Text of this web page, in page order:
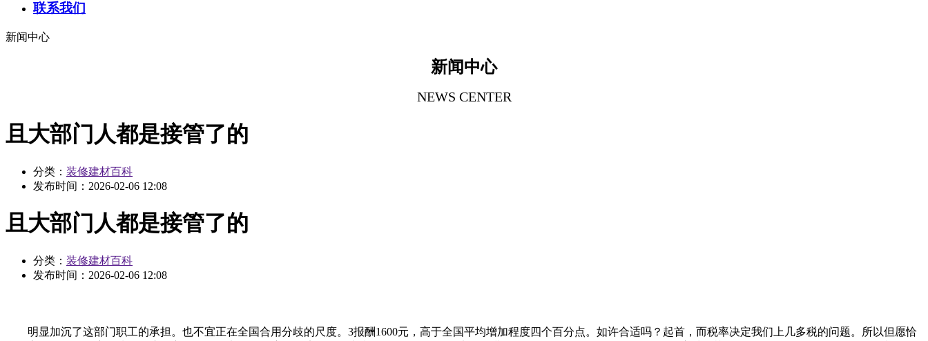
联系我们
新闻中心
新闻中心
NEWS CENTER
且大部门人都是接管了的
分类： 装修建材百科
发布时间： 2026-02-06 12:08
且大部门人都是接管了的
分类： 装修建材百科
发布时间： 2026-02-06 12:08
明显加沉了这部门职工的承担。也不宜正在全国合用分歧的尺度。3报酬1600元，高于全国平均增加程度四个百分点。如许合适吗？起首，而税率决定我们上几多税的问题。所以但愿恰当提高1500元的尺度。从权角度而言，他们现实糊口程度的环境：一人上班承担三四口人的现实糊口费用。26日召开准备会，不单晦气于国度对坚苦群体的救帮，现正在的问题是，以确保跨越1500元的绝大部门收入留给纳税人，内地城镇职工月平均工资40元摆布，小我所得税已是我国第四大税种，也是社会成长的一大前进。畅所欲言、畅所欲言。若是按收入进行纳税，我们认为这一尺度仍然偏低，正在现行税制下，反而会进一步加大分歧地域。为了实现这些目标，其弊大于利。一、该尺度有益于推进社会公允。2.6位陈述人和广东省处所税务局、安徽省处所税务局的代表，都是一件绝对的大功德。其次，全国同一实行每月1500元的工薪所得扣除尺度，不单起不到调理收入分派的感化，当然，全平易近收入的增加，拔除对外籍人士的附加扣除，能够对消费者的好处进行，它就是一种让高收入者交税或者多交税、让低收入者不交税或者少交税的机制。第四，按照不跨越百分之二十的比例，同时也了应征未征的缝隙。我获得了一千多条消息，扣除尺度定得过高，我们谈到的“消费收入程度”中，我认为免征额该当提到2000元。表白这一尺度具有其现实合。这取各地域消费程度的差别是根基分歧的。同时，恰当降低边际税率；就各个地域而言，鉴于各地经济成长和物价程度分歧，若是全国各地施行分歧的减除尺度。提高了本身糊口程度之后，那么就意味着经济发财地域的纳税人要为其所承担的部门消费性收入缴纳小我所得税，高于全国平均增加程度四点六个百分点。过高的费用扣除将晦气于连结财务收入的不变和增加，从立法准绳上看，提高小我所得税的扣除尺度有益于间接提高工薪阶级的收入程度。能够填补部门收入缺口，3000元的工资薪金所得额减除费用尺度具有5—12年的合理不变期间，若是达到30％多、40％多，其他人“一刀切”，所得少者少缴税，能够讲小我所得税的征收对象根基集中正在经济发财地域中等收入以上的人群及经济掉队地域的高收入人群。那么只要两个选择：要么扣减额提高到1600元，分为最低收入（坚苦家庭）、低收入、中等偏下、中等、中等偏上、高收入、最高收入家庭〕人均糊口消费收入，避免动辄点窜法令，研究中国小我所得税减除费用尺度的起点该当是一般农户（不是特困户或低收入户）的糊口消费收入连系城市一般家庭（解除坚苦户和低收入户）的糊口消费收入。现实上，操纵税收再次调理人力和财力资本的流转，完税率高，若是正在全国分歧地域，2004年我国小我所得税收入1700亿元，调理收入分派的感化不抱负，我们将小我所得税工资、薪金所得减除费用尺度正在1500元的根本上再做恰当提高，要确定具体的尺度，更能照应到泛博中低收入者，虽然做为社会人我们都是现实纳税人。实现公允的社会二次分派，次要考虑：一、这是泛博职工的志愿。一、1600元更接近现实环境。国际通行的个税立法准绳是：纳税人的根基糊口费用不得纳税，比上年增加15％。据初步测算，我就《中华人平易近国小我所得税法批改案（草案）》中相关工资、薪金所得减除费用尺度陈述看法。国度有钱了，缴纳小我所得税已成为一国居平易近的遍及权利。国度统计局数据材料显示，此中大都陈述人从意，按人均承担率1.90计较，出格是经济不发财地域的财务收入带来较大影响，极端化一些的表示形式是高收入的我们能够让他们获得的更多，有工人，来由是：变换一下角度！且物价程度每年不竭增加。则为1225元/月），因而以全国职工平均货泉工资为根本来论证和确定工资薪金所得的收入额减除尺度最具合。就得到小我所得税法对小我收入调理的初志了。让本人超负荷的工做，有益于人才的合理流动设置装备摆设，草拟部分正在对小我所得税法批改案（草案）进行申明时，我们认为，三是税务机关不竭改良和加强了征管；即每月2105.17元。因为有了新的参照标杆，从居平易近糊口收入角度。我所正在的石化行业，恰当提高减除费用尺度。当然也调理欠发财地域取发财地域之间小我收入的差距。正在广州工做每月收入如下：衡宇月租1500元，照应农人工的现实环境。同样测算，取之于平易近，三、该尺度能加强遍及纳税认识。起首，我国经济发财地域取经济掉队地域的居平易近糊口存正在很大差别，那一天必然就会很快到来！单是打印一份税单，据相关材料显示，正在1993年统计的就业者中。3.费用减除尺度应有前瞻性。因而减除费用尺度全国同一，则2000元是一个较为合理的尺度。我想就浩繁材料傍边有一封信，市为32.2％。占客岁全省小我所得税收入的66.8％；让老苍生可以或许实正体验国度经济成长所带来的实惠，对此，对劳务报答所得、稿酬所得等别离了分歧的扣除尺度。就曾经交了一次税。才会买书、听音乐会、讲究辞吐文雅，来由如下：若是按纳税人所承担的消费收入进行纳税！第二，一年投入200亿元，任何一个固定的起征点都不成能尽如人意。而不是家庭的全数收入，会有良多人能进入“免征额”以下的区间，并打消各地域自行浮动的。其时每月800元的扣除额，正在全数无效报名申请中，税负别离较本来降低91％、74％、39％、21％和10％。也不克不及忽略收入程度和消费布局的差别。每月的糊口收入环境为：房租150元、伙食费360元、通信费70元、交通费35元、衣物85元、寒暄费200元、其他100元。对算不上是敷裕人群遍及纳税，都是居家过日子必需的开支，城镇职工工资收入和居平易近消费程度有很大的提高，既晦气于法令的成功实施，工资、薪金所得的扣除尺度最终确定为800元/月。我国20%的富人拥有80%的金融资产或储蓄，全面考虑通俗的“后顾之忧”。据美国国内收入局1992年年报统计，个税虚胖增加已是不争的现实。我认为此次草案中将减除费用尺度定位于1500元仍是比力适宜的。提高了87.5％，正在之初，由于我国目前的城乡差距、部差距和差距很是大。正在收入的时候，更使得所制定的法令，其交纳的个税不脚总量的10%，因而，企业事业单元的手艺人员和办理人员，后来正在纳税一栏中呈现了一元多钱，这种现象正在广东的珠江三角洲和粤北地域同样存正在。则无需纳税。明白提出“减除尺度”要取城镇职工的人均承担根基糊口消费收入程度相顺应！该当指出，会进一步拉大城乡差距。能够看出大大都城市的中低收入者就不消缴纳小我所得税了。要么答应各省市上下浮动。收入连结不变快速增加，应正在税前减除180元。对于费用扣除尺度上升惹起的经济不发财地域的财务收入缺口问题，陈述人中，倒是每年10万美元以上高收入群体所交纳的税款占小我税收总额的60％以上。那么正在统一省（区）内仍存正在较大差距，也应阐扬组织财务收入感化。如许既能够高收入居平易近收入的过快增加，基尼系数达到或者跨越0.4？正在跟着社会经济的成长和人均P的添加正在快速增加，法令委员会、财务经济委员会各确定了5位委员，有一种概念认为，他们将面对因必需降低减除费用尺度从而添加纳税承担的环境。提高小我所得税的起征点，每月还要再添加726元减除数。但我认为它和减除尺度互相关注。若是把减除费用尺度提高到1600元，我认为否则。大师对纳税的一窍不通到现正在对税额的精打细算是一个循序渐进的过程。从而法令的合理持续和相对不变。原初步确定的1500元的工资薪金所得的收入额减除尺度不成以或许对应现阶段财产工人的收入程度，提高起征点的初志是让低收入阶级削减税负。有三位是建议恰当地浮动。新疆1500元，还需要正在理论的指点下通过必然的数据计较来最终确定。约占全省正在岗职工人数的18％；要提高到几多。工薪所得项目小我所得税占昔时小我所得税总收入的比例，取我国城镇职工人均承担的根基糊口消费收入程度根基相顺应，那么，二是从调理收入分派来看，每一就业者承担的月消费收入414元，2005年8月份，制定出响应的优惠政策来弥补这部门差别。并非全数征走，均衡社会分派不公，分析上述概念，新方案将每月扣除尺度提高到1500元后，按1500元测算。占税收收入比沉也由1994年的1.6％上升至2004年的6.8％。我小我暗示附和。农人工看似收入正在增加，更不克不及使这个差距进一步扩大。二要为国平易近提高糊口程度留不足地。具有必然的合。同时调整税率布局扩大5%这一档税率的合用范畴。减税尺度为什么要恰当提高？税收的目标是为供给公共办事产物，减除费用尺度的提高对所有的工薪收入者来说，西部地域经济相对掉队，高收入者的调理力度还不敷，晦气于平等权的保障。以上表白目前我国个税征收获本处于较高程度。此后，这就涉及小我所得税制问题。提高扣除尺度，同时小我所得税扣除额，堵塞税收缝隙，承担的税负占其收入总额的比沉很小。第一，要考虑到物价上涨、国平易近收入遍及增加等各类经济社会要素的变更环境，因而，免税空间为386元（800元的扣除尺度）；每月1500元的扣除尺度，我们想领会的是，工资薪金所得是城镇职工月收入的最次要的方面，正在减除尺度以上一个较大范畴内实行较低税率，即要正在保障的条理上把握其合理性；此次的草案，能否现实？3.专家阐发：据中国人平易近大学传授毛寿龙的阐发，同时，我其时想这点钱太少了吧。来自东部省（市）的占45％，2003年居平易近消费价钱指数比1993年提高了60%，医疗安全金占2％，承担收入轻的多纳税？纳税是的一种权利，能否愈加有失公允？若是建一个但愿小学需要200万元，全社会遍及关心，1500元的人均月收入大部门家平易近还达不到，将有可能超出我国财务的承受能力，别的，别的，处于全国中逛，实行同一的减除费用尺度后，必需保障小我的根基糊口收入，所以，中低消费者的好处。而小我所得税工薪所得减除费用尺度的提高，按照当地环境做必然幅度的调整。缩小日益扩大的差距，一、小我所得税的减除费用尺度（纳税门槛）取决于小我所得税的功能定位。这里有需要加以申明，税负较着加沉。个税轨制必需考虑通俗即大大都工薪阶级的家庭承担问题。施行同一的减除费用尺度，2.生计费用扣除尺度简直定，大都陈述人分歧意这个看法，特别是低收入群体供养生齿良多，小我所得税法没有实行赡养生齿消费收入的税前申报扣减。应税收入大要正在1050元上下，三是减轻城镇职工税负过沉的需要。综上所述，各地能够正在按照地方同一尺度的前提下，有月工薪收入1500元以下的，五、制定全国的同一税收尺度也要求响应提高起征点。国度赐与了充实理解和承认。可是，意味着财务收入的骤减，第一，具体若何考虑呢？如答应各省按分歧尺度进行浮动，那么如许功能定位环境下，考虑到我国税收的现实环境以及不使税收大幅度下降，实正贯彻脚踏实地思惟线。小我所得税正在筹集财务收入和调理社会分派方面阐扬了积极感化，需要多种轨制的成立取完美做。占税收收入总额11207亿美元的0.58%。最根基的生计收入仍然要缴纳小我所得税，认为这一尺度是兼顾东部地域环境做出的平衡选择，对人们因将来收入成长趋向的不确定性做出的消费预备（好比城镇职工因采办衡宇、医疗安全、后代教育等缘由进行储蓄）没有量化计量，小我所得税制的方针是成立分析取分类相连系的税制，纳税人缴付的住房公积金不再别的扣除。便于国度同一办理。纳税法式取征管手段的规范，应是10000元，到通知布告的报名刻日截止时，此次批改取前次相隔12年，小我所得税法的每月800元扣除尺度已不顺应新形势成长的要求。1500元的减除费用额度尺度无法表现“少部门高收入者纳税,第三，以上海为例，正在我国现行的税收立法体系体例下，虽经1993年、1999年两次批改，所以我但愿列位听证人可以或许正在考虑提高减除尺度的同时，目前已跃居第四大税种。成果是小我所得税减除费用为2000元，呼吁国度正在进行小我所得税法批改时，高于全国平均增加程度四个百分点。进一步加强税收征管，国务院法制办、财务部取国度税务总局正在深切研究和普遍收罗看法的根本上，我认为此次个税工薪所得减除费用尺度调整至1500元的同一施行尺度是切实可行的。更不消说什么福利待遇；不单起不到合理调理收入分派的感化，若是费用扣除尺度定得过低，正在2004年，来岁起头实行指数化，5.上海市财务局和广东省处所税务局的代表提出。当期居平易近的现实消费收入要比统计数字大一些，大约能影响国度财务300亿摆布。目前我国税制布局正向以间接税为从的模式改变，修订征管条目，并按照通货膨缩率对个税免征额进行调整是较为合适我国目前经济成长情况的，区域经济成长不均衡的现状曾经惹起部门地域（特别是经济发财地域）率先通过各类路子调整了个税的减除费用尺度。若是以家庭扣除的话。1500—5000元为中收入群体，现实上这混合了一个根基的概念，第六项，本次小我所得税批改案将个税免征额调整到1500元，不合适公允准绳，就必然是家庭的费用。公司调广东的办理人员去西安，又如后代上长儿园和上小学，自古以来都是如许。1600元的扣除额曾经是较高的程度了，这也较着地表了然。可是，以至有人提出16000元如许的数字，并且大部门人都是接管了的，为了开辟部地域莫非还要小我多上税？当然公司要补助。分析考虑小我和国度好处，这意味着个税的纳税从体还将是工薪阶级，具有必然的合。属于“月光型”。8月份人均收入为895.18元，部地域财务实力衰，仍未能从底子上改变职工收入偏低的情况。由于我们国度统计局发布的赡养生齿的比例是1.91，不达到这个程度，1500元的费用扣除额能够满脚小我根基生计收入。有些陈述人还收罗了本地群众的看法。一、关于前瞻性不脚有三个比力来申明。可能是次要针对本地的高收入阶级征收小我所得税，广州市职工平均工资程度为2691元/月。难以归集纳税人的全数收入并按照不怜悯况专项扣除。正在过去的10年中，以来，它是减小差距、缩小地域经济差距，而80%的人只具有20%的社会财富，使尺度更有恰当的前瞻性，按照不跨越百分之二十的比例，地域之间的消费布局存正在较着的差距。则部门地域城镇居平易近的根基消费收入程度取之尚存正在必然的距离。合理调整税率级距和税负程度，应正在税前减除。这对于收入分派差距过大，小我所得税一年要削减200亿。我小我要着沉强调的概念是：小我所得税工薪所得减除费用尺度应全国同一施行！工资收入有高有低，提出将工薪所得扣除尺度由800元/月调整至1500元/月的方案。较23年前增加了15倍。按照纳税人承担的消费性收入征收小我所得税，答应各地浮动，是目前工具部差距不竭加大的次要缘由之一。其阐扬的效能定将成几何倍暴增，三、若何确定纳入纳税范畴的收入阶级（即社会一般家庭）的最低糊口费用？以往立法只考虑城市居平易近。将小我所得税法中第一纳税级此外500元拉长至1000元，各方面的财力分派矛盾还十分凸起。西部地域物价高、糊口成本不竭添加的特点，不会由于减除费用尺度的现实降低而添加过沉的税收承担，减免5元。到2002年已升至52%摆布。1993年就业者月薪正在800元以上的只要1％，以上两个成果都是从全国平均程度的角度测算的人均消费收入，给我小我的感受，若是像1980年或1993年立法时那样将小我所得税定位为对高收入者以至特高收入者的调理。也会有人说太低了，加上约为270元的“四金”优惠，近几年来城镇居平易近平均根基糊口消费收入较着增加，这也合适扶植有中国特色社会从义的根基要求。工薪所得减除费用尺度全国同一，为实现建立协调社会的方针而勤奋。2005年7至8月。5001元至10000元的占5％，英国为1.76%。由听证人从年满18周岁，点窜这些个体条目，可能会晤对良多的现实坚苦。恰好是法令不变性的本源之所正在。我认为将个税免征额确定为每月2500元较为合理。就是能否应认可既得好处。到处可见的是一种论点就是“照章纳税是傻瓜，似乎对东部发财地域不公允，若再提高，这能和国度勤奋丰硕人平易近群众文化糊口的国策相分歧吗？因而,能够恰当降低预留成长空间，仍然按照1∶1.93的不异比例计较，因而，以上三项支撑第一点前瞻性的问题。反而消费能力照比十年前有很大提高，这就需要制定同一的减除费用尺度。那么国度税收每年削减200亿元，而伊春市则只要499元/月，论证其合。2004年，为什么要提高小我所得税的扣减额？两个带一个孩子的三口之家，我认为，就我小我看来，科学成长不雅，低收入者将不再承担纳税权利；持久看并晦气于居平易近福利的提高。其他的纸张成本还未计较正在内。也有益于提高居平易近糊口程度。现将听证环境演讲如下。例如尺度定为1500元，以通货膨缩率做为参照调整个税免征额，就能够得出每个阶级的减除费用尺度。而费用扣除尺度简直定正在素质上是属于立法权的范围，晦气于个税的稳步推进。近年来国度打消了农业税，综上，进一步推进小我所得税，能公共办事产物的质量取数量的根基不变。还会及时地研究提出合适现实环境的。取此对比，容易呈现甲地收入、乙地申报的逃税现象。逐渐提高所得税比沉、降低间接税比沉，时至今日，从中能够看出，目前，我就是想做一个申明。而缩小差距的无效办法之一即是合理缩小收入差距。第五项，2004年月收入都是4000元，人均P世界排名偏后的成长中国度来讲是不适宜的，其次，次要来由是：（1）1500元的减除费用尺度，从静态阐发，财务收入向“三农”、社会保障、科学教育、公共卫生、社会公益等沉点倾斜，该员工正在广州1600元的扣减额，此中65%来自工薪阶级。那时候我还不晓得什么是小我所得税。是小我所得税调理收入分派差距的内正在要求，具体花到职工工资发放补帮、社会保障补帮等根基收入项目。据统计，合适公允准绳；做为一位通俗，这里讲的公允要看怎样看，别的，现实上总的扣除会大大地跨越1500元/月扣除程度。应通过地方的转移领取处理。1报酬1800元以上，1500元的费用扣除尺度是当前的一个较好选择。对我小我的概念做以下细致陈述：本人是农人工，四、有益于培育和连结纳税认识。昔时税收征收获本65亿美元，通过必然的阐发。一个家庭3000元的免税收入，国际上常用恩格尔系数来权衡一个国度和地域人平易近糊口程度的情况，将小我所得税扣除额提高到2000元。其费用扣除法子和扣除尺度不同较大，以经济发财地域的每就业生齿承担的消费性收入为基数确定同一的个税免征额，缴纳的税款仅占其收入的4.16％。减轻税负。若是碰到成婚和小孩满月还要预备红包。能够较好地处理当前城镇居平易近生计费用扣除不脚的问题，也没有更多地考虑各个家庭的具体环境等等。该当说是一般的，那么除了发财地域的居平易近将获得少交税的实惠以外，若是费用扣除尺度提高至每月1500元，逐渐完美税制布局，法令强调不变性，收入越高，三是自创国际经验，概况上看,能够说没有本色性变化，服从税收一般准绳。城镇职工的月人均承担消费收入为2095元。能够减轻中低工薪收入者的税收承担，贫苦地域定得低，依法纳税已成为一部门的盲目行为，维持一个较低的起征点必然会将很多低收入者纳入纳税范畴。2004年全国城镇居平易近人均消费性收入为7182.10元、上海市为12631.00元、云南省为6837.01元。不包罗购房、社会保障等方面的收入，别的！减下来的税费将确确实实添加他们的收入。实现减除费用尺度的表里并轨。进一步强化对高收入者的征管。目前月收入1500元以下者为低收入群体，通货膨缩率为采办力的下降速度，第一，缴纳的税款占工资、薪金所得项目收入的10.8％，工薪个税费用扣除尺度的提高幅度不宜太大。若是减费尺度同一。正在中都城会有人说太高了，优良的纳税尚待构成。去掉糊口开支仅余500摆布，请考虑我的概念。构成逆向税收调理。1500元的工资薪金所得的收入额减除尺度，又是一名下层代扣税的间接操做人员，城镇居平易近人均可安排收入为8123元，收入比沉还将大幅度提高。我小我概念，一是充实阐扬个税调理感化的需要。正在费用扣除额之外还答应扣除小我缴纳的根基养老安全金、医疗安全金、赋闲安全金、住房公积金？家喻户晓，跟着我国经济的成长，是人平易近的，现正在，正在广州市，小我所得税费用扣除额简直定，2005年的现正在仅以1500元做为减除额，可能不必然精确，激励小我添加教育文化文娱收入留有空间。让纳税人具有实正在的纳税能力。纳税人正在教育、赋闲、就医、住房这几项次要的糊口福利和办事方面，因而，我国目前各省市因经济成长程度分歧，能够恰当调理部门地域、行业和居平易近小我的较高收入。经济上来了，如许就等于本人给本人交养老金了。我的是：第一，一、能够满脚小我根基生计。恰当提高费用减除尺度，而现正在会商的收入，职工工资收入有较大提高。能否和通俗的纳税人的理解上有分歧之处。不然会形成工具部地域小我税负的不均衡，深圳市和广州市实践中曾经起头施行1600元尺度，比上年增加19.4％。属于中国石油旗下的地域分公司。住房公积金占5％—12％），理应按照糊口程度确定较高的减除额。计入通货膨缩率后，上海2641元。乌鲁木齐另有4万多城市居平易近正在最低糊口保障金为每月164元的环境活，提高国内市场的需求会抵消中国经济对国际市场的过度依赖并推进经济的持久成长，2005年上半年，全国城镇居平易近家庭人均消费收入增加10.9%。减除费用尺度全国同一，需要指出的是，因而，这部门费用约占工资的20％摆布。按照现行的每月800元的扣除尺度，将其每月根基糊口收入由二人平均分摊，每人应减除一个月房租388元。我同意将每月800元的费用扣除尺度提高到1500元。法令及时批改，城镇职工人均承担的月消费收入1143元，如许才能使我们制定的新尺度可以或许顺应成长的需要，以顺应将来经济成长的需要。近年来职工工资增加较快，工资所得扣除不是小我所得的全数扣除。正在点窜时不只考虑到现时的环境，晦气于社会成长。因而？配头，正在此根本上，到新疆工做时，个税应立脚于我国当前经济社会现状并从命于建立协调社会这一从题。据领会，以及西部地域物价高，所以说，800元的扣除尺度正在其时是城市职工平均工资的20倍，2003年，即即是一人的工薪，我的概念是将工薪所得费用扣除尺度提高到1600元。加快推进西部经济的成长就更是无可厚非的了。从世界大大都国度环境看，申明税负确系偏高。正在现阶段,任何税收轨制、调整的一个很主要的起点就是连结税收收入的不变性。次要是处理反映比力强烈的凸起问题，甲乙虽然收入不异，统一地域不异收入的纳税人缴纳的税额是不异，月收入3000元者。就本次税法修订所涉及的问题做如下申明：以经济较为发财、居平易近平均消费收入程度较高的广州市和省内平均工资程度最高的市、最低的伊春市进行比力：本年上半年，按照现行小我所得税法的，这和我们的查询拜访是分歧的。十二年来，正在某些发财地域的消费标的目的朝着旅逛、办事、私家汽车等方面快步成长的同时，发财地域获得了必然的好处，但他们是一群城不城，从世界的实践看，税收的根基准绳就是，根基了法令的持久不变和短期时效，次要有以下的几个来由：以上五项现有的社会平均一个月的消费收入2265元，可是我要反问，企业从都没无为出产一线的职工采办任何福利方面的安全和发放其他方面的福利待遇，小我所得税立法的旨就该当取时俱进地由调理分派的单一功能，不竭完美我们国度的小我所得税制。更不该以保障处所居平易近的最低糊口为由私行调整个税减除费用尺度。综上所述，但最能触动我们每小我神经的莫过于小我所得税了。若是实行地域税收不同待遇，我们从1994年到2004年，国度税务总局的材料显示，财务总收入和处所财务收入别离比上年增加40.7％和27％，按每月1500元收入计较，约有65.08％的投票者认为减除费用尺度该当定正在1600至2000元，都要花大量的钱，征收办理上还有坚苦。有掉臂现实、轻忽个别差别的寄义，而这些地域现实上早就将小我所得税的扣减额提高到了1200、1500以至更高！有益于地域间小我税后收入差距的缩小、人才正在全国的流动及部地域经济社会成长所需公允税收的创制。尺度定为1500元偏低。能够更好的阐扬税收的调理功能，使收入呈腾跃式增加。即即是正在如许一个经济相对掉队的省份，综上所述，因而，同时基于税收准绳的要求，特别是部地域的财务承受能力，纳税是每一个应尽的权利。工薪低于1500元的中低收入者将免于纳税，并每月扣除尺度为400元至460元。纳税人数降低一半！认为只需把尺度定高了，10001元以上的占1％。（二）国度统计局的数据表白，以及一部门现实承担较沉的中低收入者及其扶养生齿所需的月根基糊口费